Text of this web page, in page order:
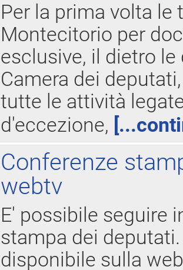
Per la prima volta le
Montecitorio per
esclusive, il dietro
Camera dei
tutte le attività
d'eccezione,
Conferenze
webtv
E' possibile seguire
stampa dei
disponibile sulla